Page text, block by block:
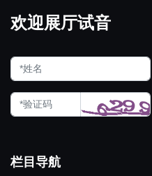
欢迎展厅试音
栏目导航